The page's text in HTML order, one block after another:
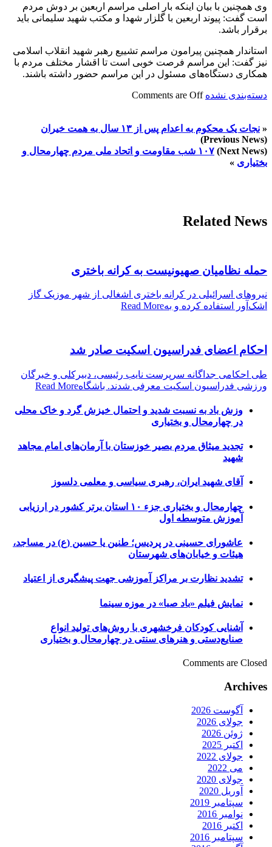
وی همچنین با بیان اینکه بار اصلی مراسم اربعین بر دوش مردم
است گفت: پیوند اربعین با گلزار شهدا و مکتب شهید سلیمانی باید
برقرار باشد.
استاندار همچنین پیرامون مراسم تشییع رهبر شهید انقلاب اسلامی
نیز گفت: این مراسم فرصت خوبی است تا اقشار مختلف مردم با
همکاری دستگاه‌های مسئول در این مراسم حضور داشته باشند.
دسته‌بندی نشده Comments are Off
« نجات یک محکوم به اعدام پس از ۱۳ سال به همت خیران
(Previous News)
(Next News)
۱۰۷ شب مقاومت و اتحاد ملی مردم چهارمحال و
بختیاری »
Related News
حمله نظامیان صهیونیست به کرانه باختری
نیروهای اسرائیلی در کرانه باختری اشغالی از شهر موزیک گاز
اشک‌آور استفاده کرده و بهRead More
احکام اعضای فدراسیون اسکیت صادر شد
طی احکامی جداگانه سرپرست نایب رئیسی، دبیرکلی و خبرگان
ورزشی فدراسیون اسکیت معرفی شدند. باشگاهRead More
وزش باد به نسبت شدید و احتمال خیزش گرد و خاک محلی
در چهارمحال و بختیاری
تجدید میثاق مردم بصیر خوزستان با آرمان‌های امام مجاهد
شهید
آقای شهید ایران، رهبری سیاسی و معلمی دلسوز
چهارمحال و بختیاری جزء ۱۰ استان برتر کشور در ارزیابی
آموزش متوسطه اول
عاشورای حسینی در پردیس؛ طنین یا حسین (ع) در مساجد،
هیئات و خیابان‌های شهرستان
تشدید نظارت بر مراکز آموزشی جهت پیشگیری از اعتیاد
نمایش فیلم «باد صبا» در موزه سینما
آشنایی کودکان فرخشهری با روش‌های تولید انواع
صنایع‌دستی و هنر‌های سنتی در چهارمحال و بختیاری
Comments are Closed
Archives
آگوست 2026
جولای 2026
ژوئن 2026
اکتبر 2025
جولای 2022
می 2022
جولای 2020
آوریل 2020
سپتامبر 2019
نوامبر 2016
اکتبر 2016
سپتامبر 2016